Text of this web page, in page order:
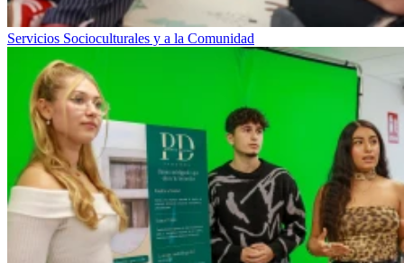
Servicios Socioculturales y a la Comunidad